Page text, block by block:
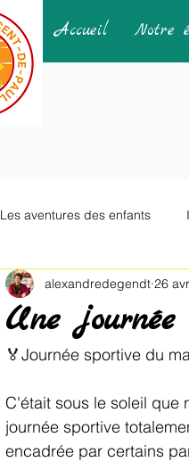
Accueil Notre
Les aventures des enfants
Une
alexandredegendt 26
🏅Journée sportive du
C'était sous le soleil que
journée sportive
encadrée par certains